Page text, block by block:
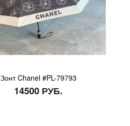
Зонт Chanel #PL-79793
14500 РУБ.